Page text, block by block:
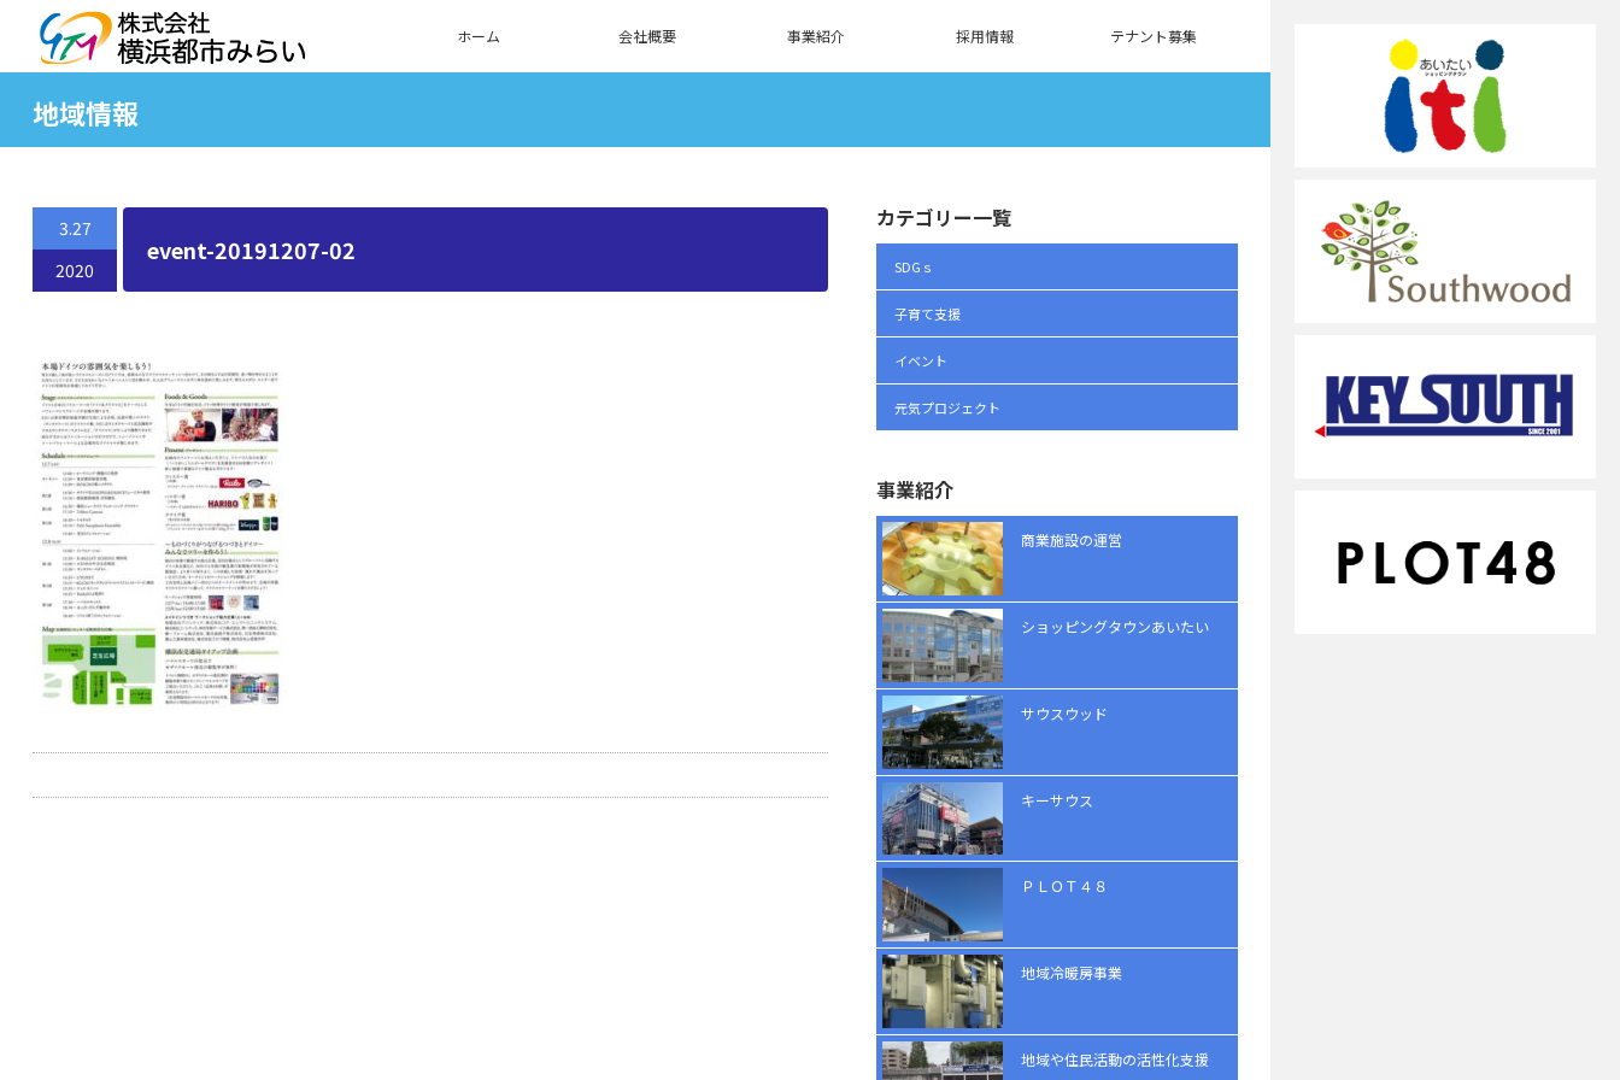
ホーム 会社概要 事業紹介 採用情報 テナント募集
地域情報
3.27
2020
event-20191207-02
カテゴリー一覧
SDGｓ
子育て支援
イベント
元気プロジェクト
事業紹介
商業施設の運営
ショッピングタウンあいたい
サウスウッド
キーサウス
ＰＬＯＴ４８
地域冷暖房事業
地域や住民活動の活性化支援